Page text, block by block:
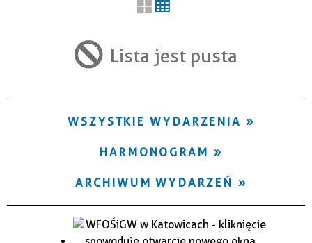
Trwające w zakresie Lista jest pusta
WSZYSTKIE WYDARZENIA
HARMONOGRAM
ARCHIWUM WYDARZEŃ